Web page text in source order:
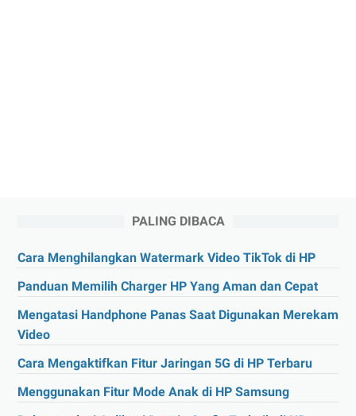
PALING DIBACA
Cara Menghilangkan Watermark Video TikTok di HP
Panduan Memilih Charger HP Yang Aman dan Cepat
Mengatasi Handphone Panas Saat Digunakan Merekam
Video
Cara Mengaktifkan Fitur Jaringan 5G di HP Terbaru
Menggunakan Fitur Mode Anak di HP Samsung